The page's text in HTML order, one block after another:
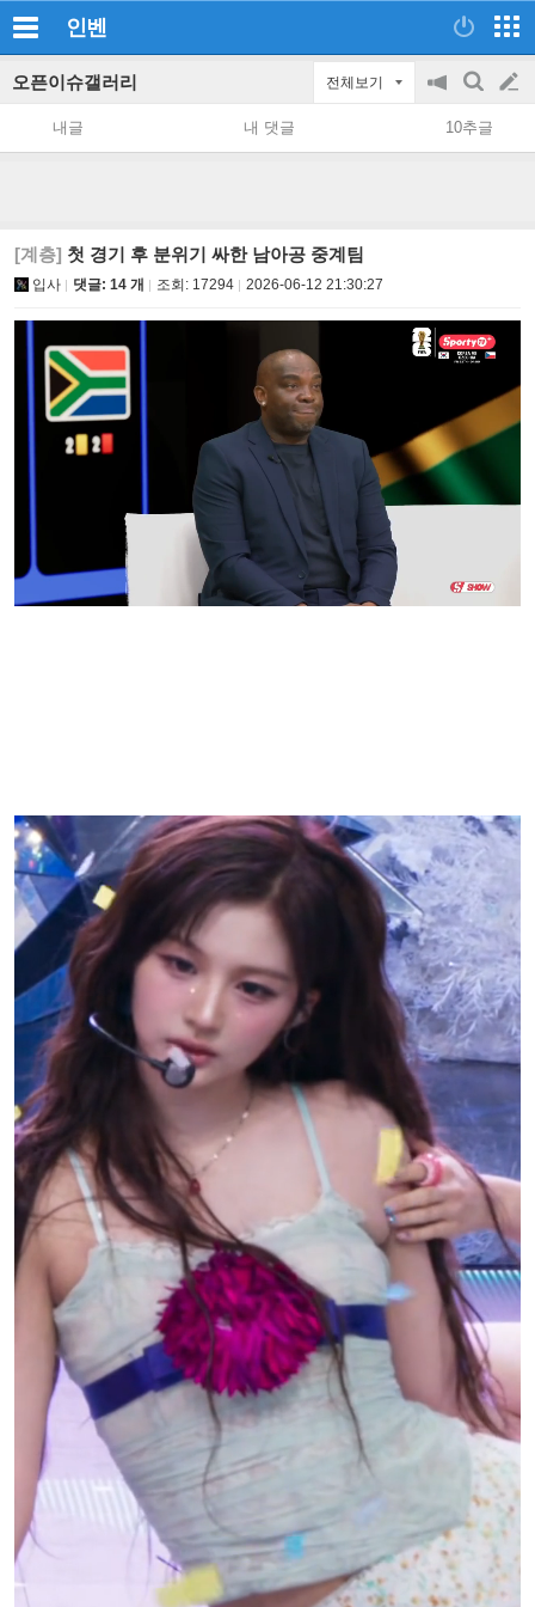
인벤
오픈이슈갤러리 전체보기
공
지
on/off
검
색
글
쓰
내글 내 댓글 10추글
[계층] 첫 경기 후 분위기 싸한 남아공 중계팀
입사 댓글: 14 개 조회: 17294 2026-06-12 21:30:27